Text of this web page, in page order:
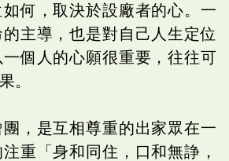
何，取決於設廠者的心。一
主導，也是對自己人生定位
個人的心願很重要，往往可
。
團，是互相尊重的出家眾在一
重「身和同住，口和無諍，